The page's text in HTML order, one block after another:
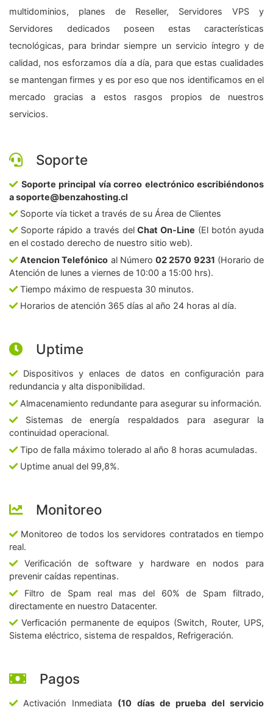
multidominios, planes de Reseller, Servidores VPS y
Servidores dedicados poseen estas características
tecnológicas, para brindar siempre un servicio íntegro y de
calidad, nos esforzamos día a día, para que estas cualidades
se mantengan firmes y es por eso que nos identificamos en el
mercado gracias a estos rasgos propios de nuestros
servicios.
Soporte
Soporte principal vía correo electrónico escribiéndonos
a soporte@benzahosting.cl
Soporte vía ticket a través de su Área de Clientes
Soporte rápido a través delChat On-Line (El botón ayuda
en el costado derecho de nuestro sitio web).
Atencion Telefónico al Número02 2570 9231 (Horario de
Atención de lunes a viernes de 10:00 a 15:00 hrs).
Tiempo máximo de respuesta 30 minutos.
Horarios de atención 365 días al año 24 horas al día.
Uptime
Dispositivos y enlaces de datos en configuración para
redundancia y alta disponibilidad.
Almacenamiento redundante para asegurar su información.
Sistemas de energía respaldados para asegurar la
continuidad operacional.
Tipo de falla máximo tolerado al año 8 horas acumuladas.
Uptime anual del 99,8%.
Monitoreo
Monitoreo de todos los servidores contratados en tiempo
real.
Verificación de software y hardware en nodos para
prevenir caídas repentinas.
Filtro de Spam real mas del 60% de Spam filtrado,
directamente en nuestro Datacenter.
Verficación permanente de equipos (Switch, Router, UPS,
Sistema eléctrico, sistema de respaldos, Refrigeración.
Pagos
Activación Inmediata (10 días de prueba del servicio